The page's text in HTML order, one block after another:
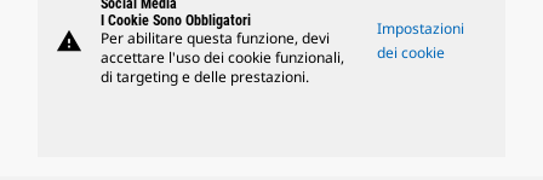
warning
Social Media
I Cookie Sono Obbligatori
Per abilitare questa funzione, devi
accettare l'uso dei cookie funzionali,
di targeting e delle prestazioni.
Impostazioni
dei cookie